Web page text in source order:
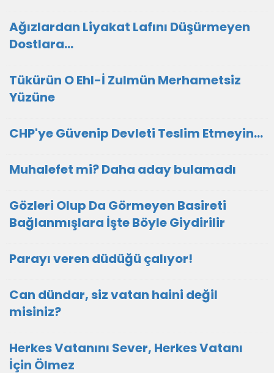
Ağızlardan Liyakat Lafını Düşürmeyen
Dostlara...
Tükürün O Ehl-İ Zulmün Merhametsiz
Yüzüne
CHP'ye Güvenip Devleti Teslim Etmeyin…
Muhalefet mi? Daha aday bulamadı
Gözleri Olup Da Görmeyen Basireti
Bağlanmışlara İşte Böyle Giydirilir
Parayı veren düdüğü çalıyor!
Can dündar, siz vatan haini değil
misiniz?
Herkes Vatanını Sever, Herkes Vatanı
İçin Ölmez